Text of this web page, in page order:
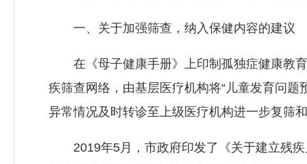
一、关于加强筛查，纳入保健内容的建议
在《母子健康手册》上印制孤独症健康教育
疾筛查网络，由基层医疗机构将“儿童发育问
异常情况及时转诊至上级医疗机构进一步复筛
2019年5月，市政府印发了《关于建立残疾